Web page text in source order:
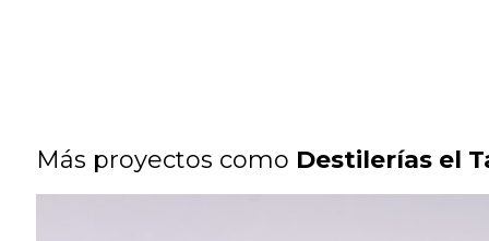
Más proyectos como Destilerías el